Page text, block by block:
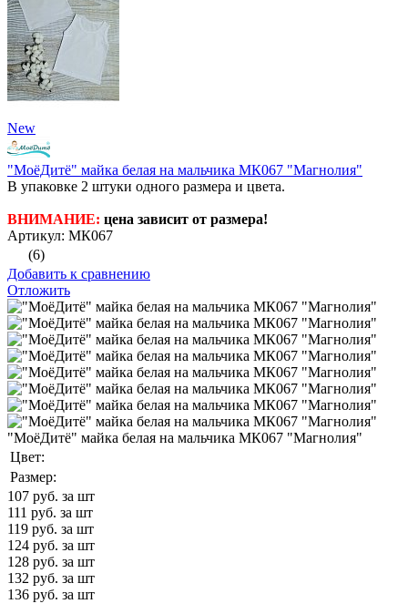
New
"МоёДитё" майка белая на мальчика МК067 "Магнолия"
В упаковке 2 штуки одного размера и цвета.
ВНИМАНИЕ: цена зависит от размера!
Артикул: МК067
(6)
Добавить к сравнению
Отложить
"МоёДитё" майка белая на мальчика МК067 "Магнолия"
Цвет:
Размер:
107 руб. за шт
111 руб. за шт
119 руб. за шт
124 руб. за шт
128 руб. за шт
132 руб. за шт
136 руб. за шт